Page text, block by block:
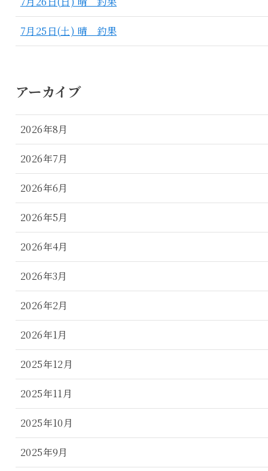
7月25日(土) 晴 釣果
アーカイブ
2026年8月
2026年7月
2026年6月
2026年5月
2026年4月
2026年3月
2026年2月
2026年1月
2025年12月
2025年11月
2025年10月
2025年9月